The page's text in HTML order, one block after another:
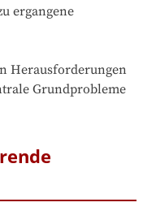
ergangene
Herausforderungen
Grundprobleme